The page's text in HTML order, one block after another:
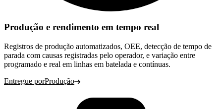
Produção e rendimento em tempo real
Registros de produção automatizados, OEE, detecção de tempo de
parada com causas registradas pelo operador, e variação entre
programado e real em linhas em batelada e contínuas.
Entregue porProdução